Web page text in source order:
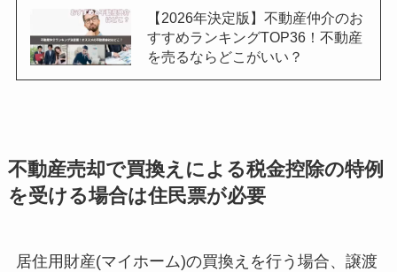
【2026年決定版】不動産仲介のお
すすめランキングTOP36！不動産
を売るならどこがいい？
不動産売却で買換えによる税金控除の特例
を受ける場合は住民票が必要
居住用財産(マイホーム)の買換えを行う場合、譲渡